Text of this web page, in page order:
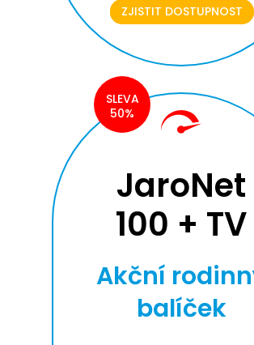
ZJISTIT DOSTUPNOST
SLEVA
50%
JaroNet
100 + TV
Akční
balíček